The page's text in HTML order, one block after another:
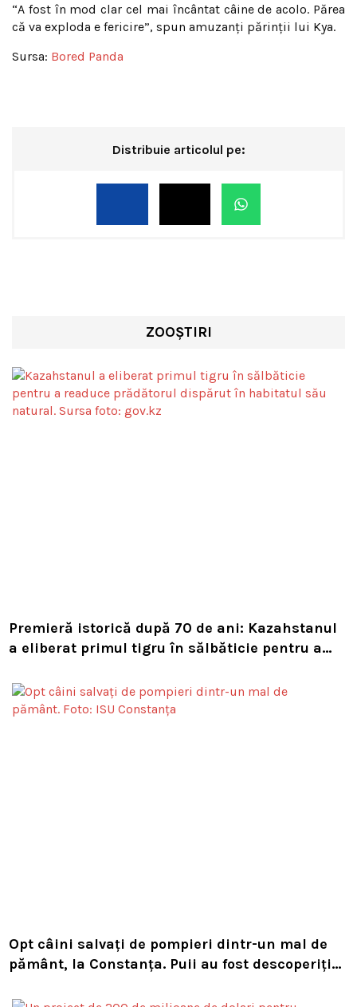
“A fost în mod clar cel mai încântat câine de acolo. Părea
că va exploda e fericire”, spun amuzanţi părinţii lui Kya.
Sursa: Bored Panda
Distribuie articolul pe:
ZOOȘTIRI
Premieră istorică după 70 de ani: Kazahstanul
a eliberat primul tigru în sălbăticie pentru a
natural
Opt câini salvați de pompieri dintr-un mal de
pământ, la Constanța. Puii au fost descoperiți